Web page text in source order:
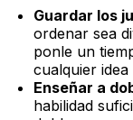
Guardar los
ordenar sea
ponle un
cualquier
Enseñar a
habilidad